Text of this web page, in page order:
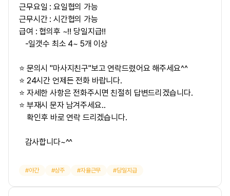
근무요일 : 요일협의 가능
근무시간 : 시간협의 가능
급여 : 협의후 ~‼ 당일지급‼
-일갯수 최소 4~ 5개 이상
⭐ 문의시 "마사지친구"보고 연락드렸어요 해주세요^^
⭐ 24시간 언제든 전화 바랍니다.
⭐ 자세한 사항은 전화주시면 친절히 답변드리겠습니다.
⭐ 부재시 문자 남겨주세요..
확인후 바로 연락 드리겠습니다.
감사합니다~^^
야간 상주 자율근무 당일지급